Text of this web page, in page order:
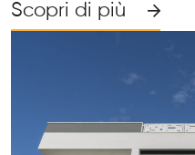
Scopri di più